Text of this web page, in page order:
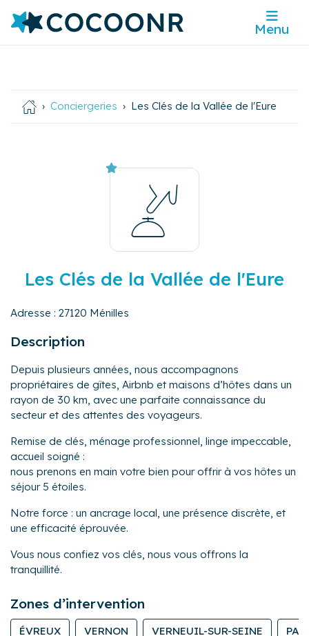
Menu
Conciergeries Les Clés de la Vallée de l'Eure
Les Clés de la Vallée de l'Eure
Adresse : 27120 Ménilles
Description
Depuis plusieurs années, nous accompagnons
propriétaires de gîtes, Airbnb et maisons d’hôtes dans un
rayon de 30 km, avec une parfaite connaissance du
secteur et des attentes des voyageurs.
Remise de clés, ménage professionnel, linge impeccable,
accueil soigné :
nous prenons en main votre bien pour offrir à vos hôtes un
séjour 5 étoiles.
Notre force : un ancrage local, une présence discrète, et
une efficacité éprouvée.
Vous nous confiez vos clés, nous vous offrons la
tranquillité.
Zones d’intervention
ÉVREUX VERNON VERNEUIL-SUR-SEINE